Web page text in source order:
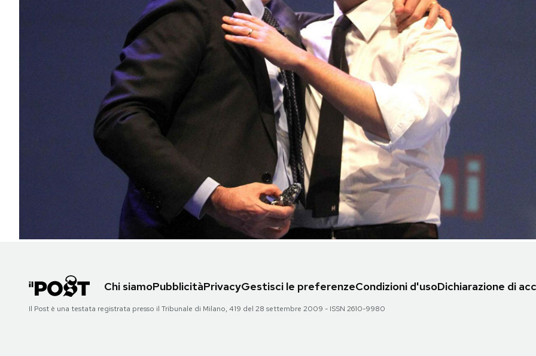
Media
Europa
Altrecose
Mondiali calcio 2026
NEWSLETTER
AREA PERSONALE
Chi siamoPubblicitàPrivacyGestisci le preferenzeCondizioni d'usoDichiarazione di
Il Post è una testata registrata presso il Tribunale di Milano, 419 del 28 settembre 2009 - ISSN 2610-9980